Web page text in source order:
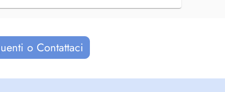
o Contattaci